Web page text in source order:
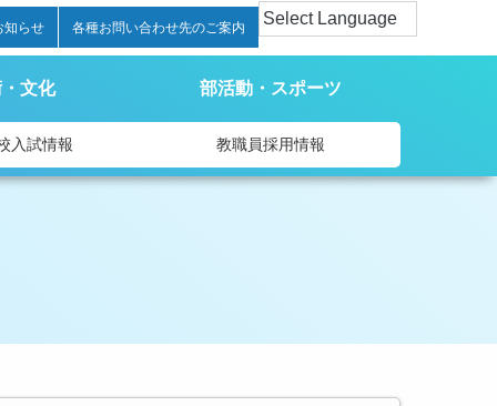
知らせ 各種お問い合わせ先のご案内
文化 部活動・スポーツ
入試情報 教職員採用情報